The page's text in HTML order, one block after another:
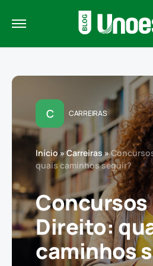
C CARREIRAS
Início»Carreiras»
quais caminhos seguir?
Concursos
Direito:
caminhos